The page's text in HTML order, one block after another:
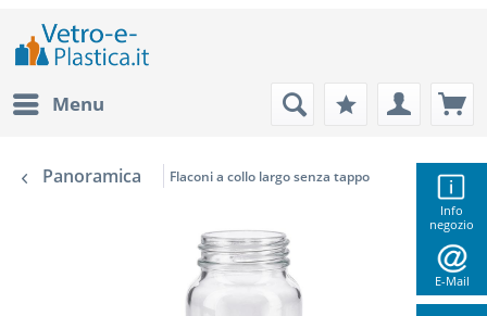
Info
negozio
E-Mail
Menu
Panoramica Flaconi a collo largo senza tappo